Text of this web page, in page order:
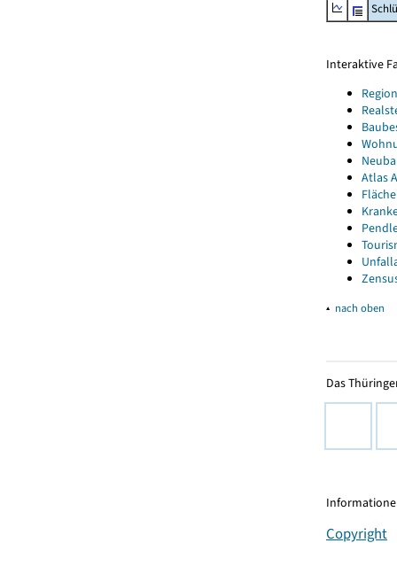
Interaktive
Atlas
▴ nach oben
Das
Copyright